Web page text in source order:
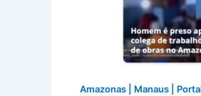
Amazonas Manaus